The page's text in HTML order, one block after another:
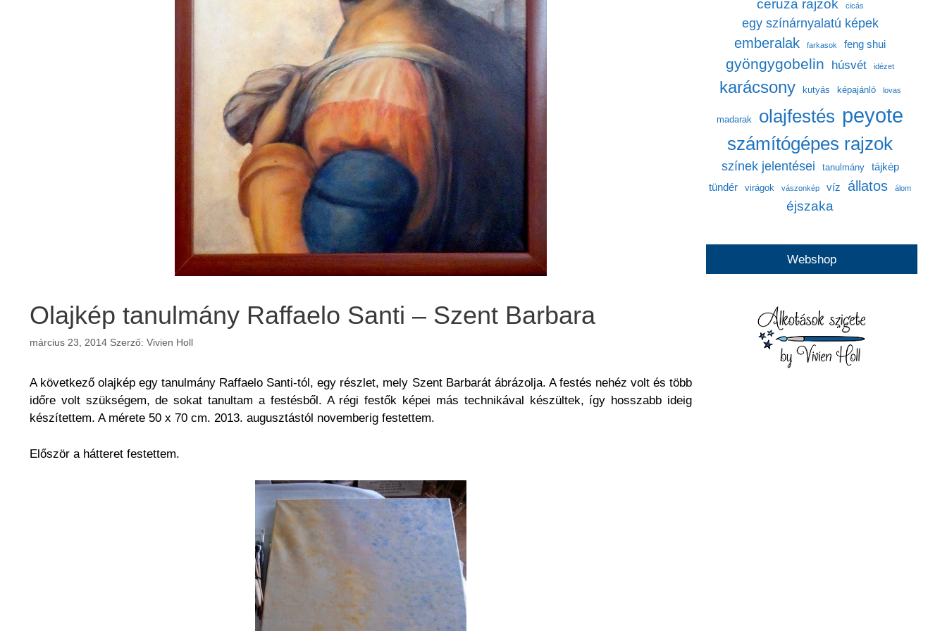
Olajkép tanulmány Raffaelo Santi – Szent Barbara
március 23, 2014 Szerző: Vivien Holl
A következő olajkép egy tanulmány Raffaelo Santi-tól, egy részlet, mely Szent Barbarát ábrázolja. A festés nehéz volt és több
időre volt szükségem, de sokat tanultam a festésből. A régi festők képei más technikával készültek, így hosszabb ideig
készítettem. A mérete 50 x 70 cm. 2013. augusztástól novemberig festettem.
Először a hátteret festettem.
ceruza rajzok cicás
egy színárnyalatú képek
emberalak farkasok feng shui
gyöngygobelin húsvét idézet
karácsony kutyás képajánló lovas
madarak olajfestés peyote
számítógépes rajzok
színek jelentései tanulmány
tájkép
tündér
virágok vászonkép víz állatos álom
éjszaka
Webshop